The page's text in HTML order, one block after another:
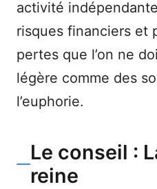
activité
risques financiers et
pertes que l’on ne
légère comme des
l’euphorie.
Le conseil :
reine